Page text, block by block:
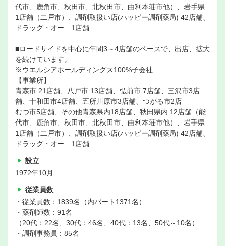
代市、鹿角市、秋田市、北秋田市、由利本荘市他）、岩手県
1店舗（二戸市）、調剤取扱い店(ハッピー調剤薬局) 42店舗、
ドラッグ・オー 1店舗
■ロードサイドを中心に年間3～4店舗のペースで、出店、拡大
を続けています。
※ウエルシアホールディングス100%子会社
【事業所】
青森市 21店舗、八戸市 13店舗、弘前市 7店舗、三沢市3店
舗、十和田市4店舗、五所川原市3店舗、つがる市2店
むつ市5店舗、その他青森県内18店舗、秋田県内 12店舗（能
代市、鹿角市、秋田市、北秋田市、由利本荘市他）、岩手県
1店舗（二戸市）、調剤取扱い店(ハッピー調剤薬局) 42店舗、
ドラッグ・オー 1店舗
設立
1972年10月
従業員数
・従業員数：1839名（内パート1371名）
・薬剤師数：91名
（20代：22名、30代：46名、40代：13名、50代～10名）
・調剤事務員：85名